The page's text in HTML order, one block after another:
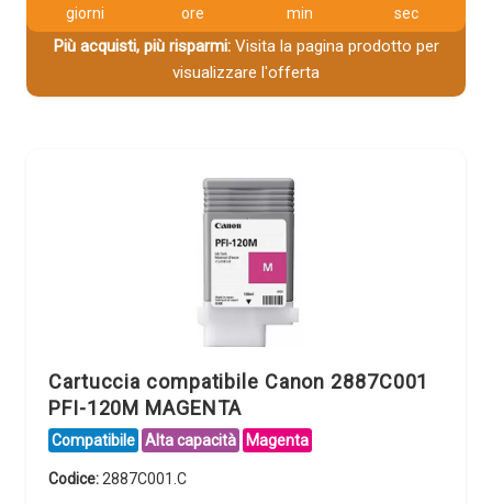
giorni ore min sec
Più acquisti, più risparmi:Visita la pagina prodotto per
visualizzare l'offerta
Cartuccia compatibile Canon 2887C001
PFI-120M MAGENTA
Compatibile Alta capacità Magenta
Codice:2887C001.C